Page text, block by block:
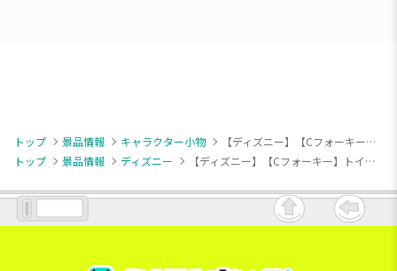
トップ 景品情報 キャラクター小物
【ディズニー】【Cフォーキー】トイ・ストーリー “トイ・ストーリー”30周年 トイレトロ マスコット⑤
トップ
景品情報 ディズニー 【ディズニー】【Cフォーキー】トイ・ストーリー “トイ・ストーリー”30周年 トイレトロ マスコット⑤